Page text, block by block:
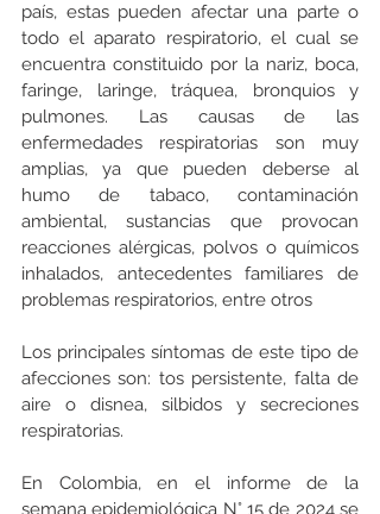
país, estas pueden afectar una parte o
todo el aparato respiratorio, el cual se
encuentra constituido por la nariz, boca,
faringe, laringe, tráquea, bronquios y
pulmones. Las causas de las
enfermedades respiratorias son muy
amplias, ya que pueden deberse al
humo de tabaco, contaminación
ambiental, sustancias que provocan
reacciones alérgicas, polvos o químicos
inhalados, antecedentes familiares de
problemas respiratorios, entre otros
Los principales síntomas de este tipo de
afecciones son: tos persistente, falta de
aire o disnea, silbidos y secreciones
respiratorias.
En Colombia, en el informe de la
semana epidemiológica N° 15 de 2024 se